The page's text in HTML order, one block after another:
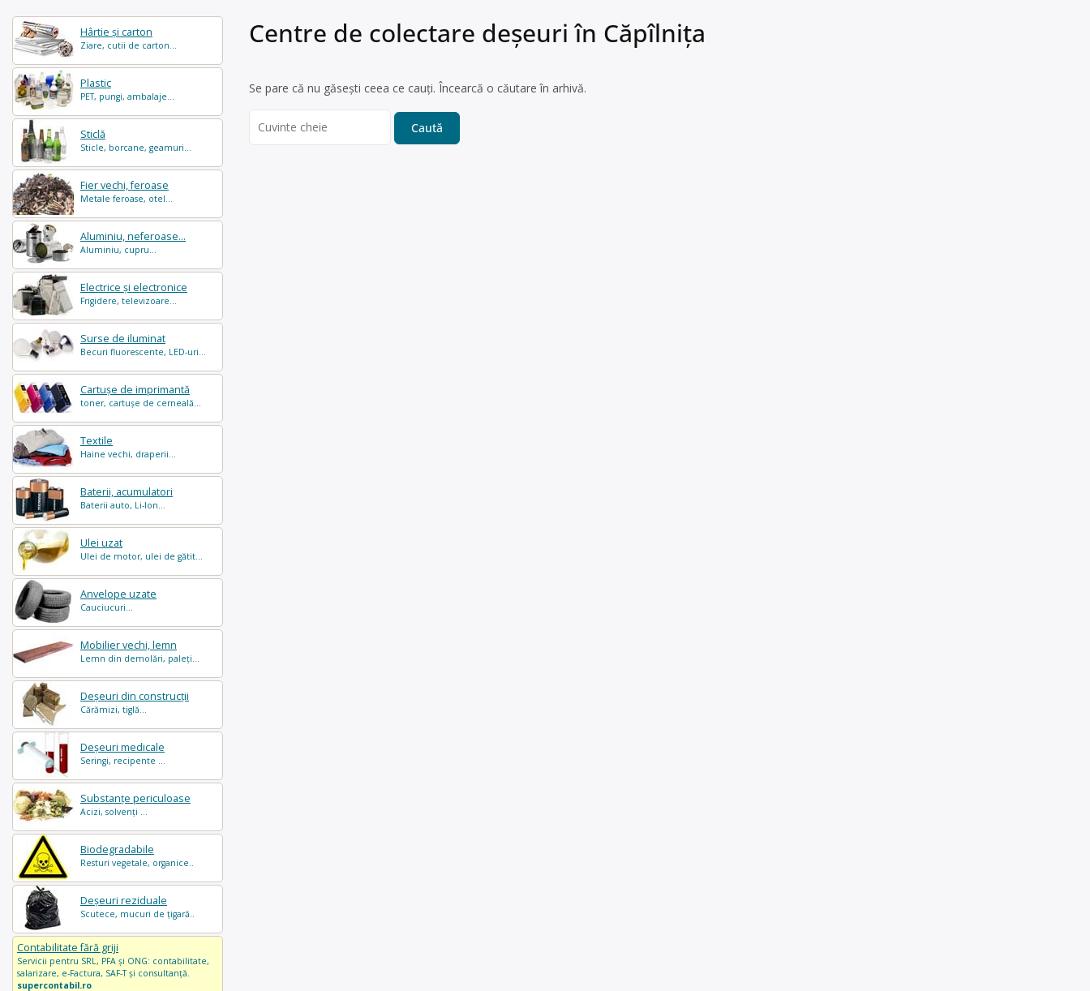
Hârtie și carton
Ziare, cutii de carton...
Plastic
PET, pungi, ambalaje...
Sticlă
Sticle, borcane, geamuri...
Fier vechi, feroase
Metale feroase, otel...
Aluminiu, neferoase...
Aluminiu, cupru...
Electrice și electronice
Frigidere, televizoare...
Surse de iluminat
Becuri fluorescente, LED-uri...
Cartușe de imprimantă
toner, cartușe de cerneală...
Textile
Haine vechi, draperii...
Baterii, acumulatori
Baterii auto, Li-Ion...
Ulei uzat
Ulei de motor, ulei de gătit...
Anvelope uzate
Cauciucuri...
Mobilier vechi, lemn
Lemn din demolări, paleți...
Deșeuri din construcții
Cărămizi, tiglă...
Deșeuri medicale
Seringi, recipente ...
Substanțe periculoase
Acizi, solvenți ...
Biodegradabile
Resturi vegetale, organice..
Deșeuri reziduale
Scutece, mucuri de țigară..
Contabilitate fără griji
Servicii pentru SRL, PFA și ONG: contabilitate,
salarizare, e-Factura, SAF-T și consultanță.
supercontabil.ro
Centre de colectare deșeuri în Căpîlniţa
Se pare că nu găsești ceea ce cauți. Încearcă o căutare în arhivă.
for: